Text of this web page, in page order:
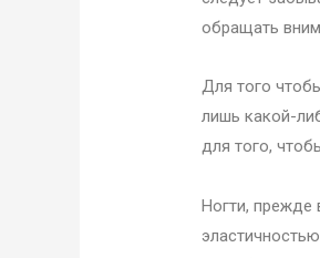
обращать
Для того
лишь какой-
для того,
Ногти, прежде